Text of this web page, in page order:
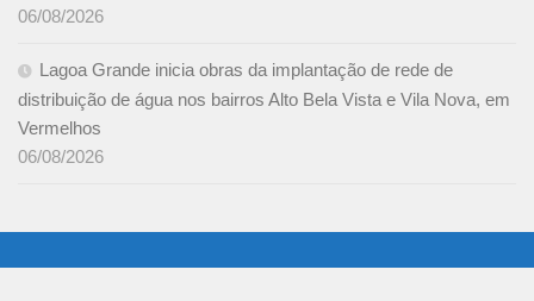
06/08/2026
Lagoa Grande inicia obras da implantação de rede de
distribuição de água nos bairros Alto Bela Vista e Vila Nova, em
Vermelhos
06/08/2026